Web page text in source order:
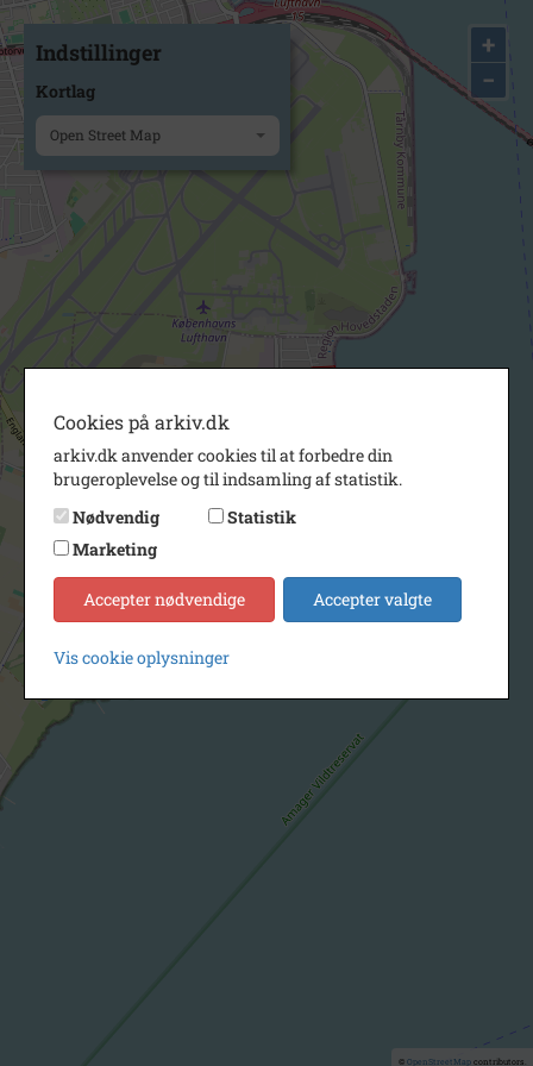
+
−
© OpenStreetMapcontributors.
Indstillinger
Kortlag
Open Street Map
Cookies på arkiv.dk
arkiv.dk anvender cookies til at forbedre din
brugeroplevelse og til indsamling af statistik.
Nødvendig
Statistik
Marketing
Accepter nødvendige Accepter valgte
Vis cookie oplysninger